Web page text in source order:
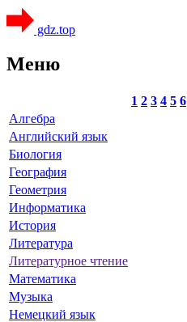
gdz.top
Меню
1 2 3 4 5 6
Алгебра
Английский язык
Биология
География
Геометрия
Информатика
История
Литература
Литературное чтение
Математика
Музыка
Немецкий язык